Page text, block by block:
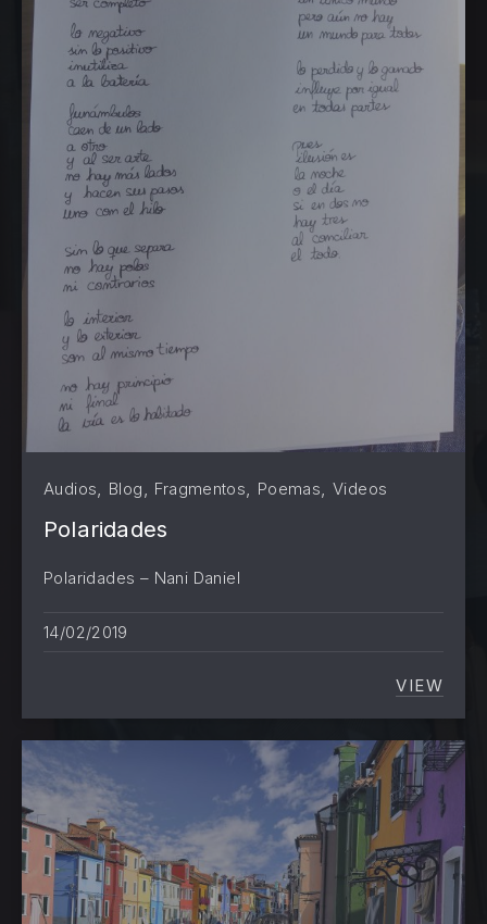
Audios Blog Fragmentos Poemas Videos
Polaridades
Polaridades – Nani Daniel
14/02/2019
VIEW